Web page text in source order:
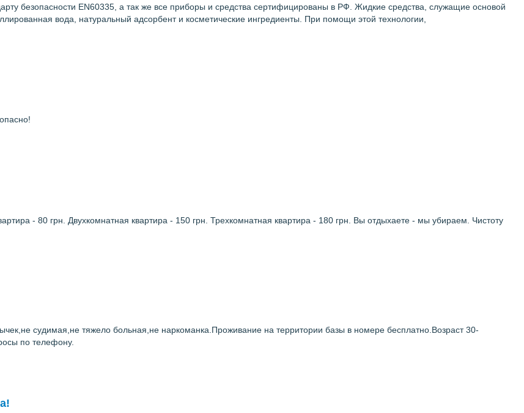
безопасности EN60335, а так же все приборы и средства сертифицированы в РФ. Жидкие средства, служащие основой
вода, натуральный адсорбент и косметические ингредиенты. При помощи этой технологии,
- 80 грн. Двухкомнатная квартира - 150 грн. Трехкомнатная квартира - 180 грн. Вы отдыхаете - мы убираем. Чистоту
судимая,не тяжело больная,не наркоманка.Проживание на территории базы в номере бесплатно.Возраст 30-
по телефону.